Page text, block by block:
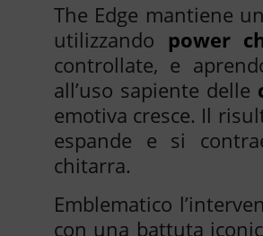
The Edge mantiene
utilizzando power
controllate, e
all’uso sapiente delle
emotiva cresce. Il
espande e si
chitarra.
Emblematico
con una battuta